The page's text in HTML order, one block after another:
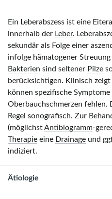
Ein Leberabszess ist eine
innerhalb der Leber.
sekundär als Folge einer
infolge hämatogener
Bakterien sind seltener Pilze
berücksichtigen. Klinisch
können spezifische
Oberbauchschmerzen fehlen.
Regel sonografisch. Zur
(möglichstAntibiogramm-
Therapie eine Drainage und
indiziert.
Ätiologie